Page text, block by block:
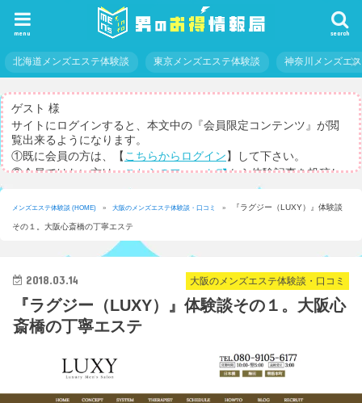
search
menu
北海道メンズエステ体験談 東京メンズエステ体験談 神奈川メンズエ
ゲスト 様
サイトにログインすると、本文中の『会員限定コンテンツ』が閲
覧出来るようになります。
①既に会員の方は、【 こちらからログイン 】して下さい。
②会員ではない方は、こちらのフォーム
から体験記事を投稿し
てログインパスを取得して下さい。
※体験記事が書けない方や、すべての記事を閲覧したい方のため
メンズエステ体験談 (HOME) » 大阪のメンズエステ体験談・口コミ » 『ラグジー（LUXY）』体験談
その１。大阪心斎橋の丁寧エステ
大阪のメンズエステ体験談・口コミ
2018.03.14
『ラグジー（LUXY）』体験談その１。大阪心
斎橋の丁寧エステ